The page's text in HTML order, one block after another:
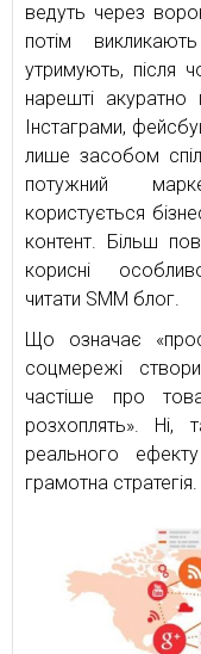
ведуть через
потім
утримують, після
нарешті акуратно
Інстаграми,
лише засобом
потужний
користується
контент. Більш
корисні
читати SMM блог.
Що означає
соцмережі
частіше про
розхоплять».
реального
грамотна стратегія.